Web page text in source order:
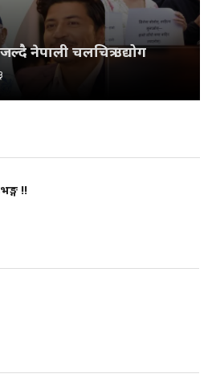
नेपाली चलचित्र उद्योग
!!